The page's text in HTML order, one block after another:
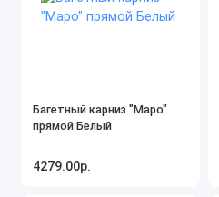
Багетный карниз "Маро"
прямой Белый
4279.00р.